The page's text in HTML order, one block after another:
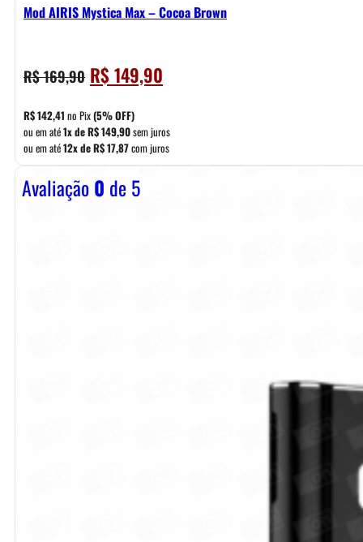
Mod AIRIS Mystica Max – Cocoa Brown
R$169,90 O
preço
original
era:
R$ 169,90.
R$149,90
preço
é:
R$ 149,90.
R$142,41 no Pix(5% OFF)
ou em até1x deR$149,90sem juros
ou em até12x deR$17,87com juros
Avaliação0 de 5